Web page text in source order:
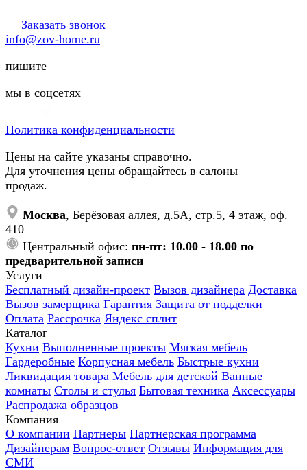
Заказать звонок
info@zov-home.ru
пишите
мы в соцсетях
Политика конфиденциальности
Цены на сайте указаны справочно.
Для уточнения цены обращайтесь в салоны
продаж.
Москва, Берёзовая аллея, д.5А, стр.5, 4 этаж, оф.
410
Центральный офис: пн-пт: 10.00 - 18.00 по
предварительной записи
Услуги
Бесплатный дизайн-проект Вызов дизайнера Доставка
Вызов замерщика Гарантия Защита от подделки
Оплата Рассрочка Яндекс сплит
Каталог
Кухни Выполненные проекты Мягкая мебель
Гардеробные Корпусная мебель Быстрые кухни
Ликвидация товара Мебель для детской Ванные
комнаты Столы и стулья Бытовая техника Аксессуары
Распродажа образцов
Компания
О компании Партнеры Партнерская программа
Дизайнерам Вопрос-ответ Отзывы Информация для
СМИ